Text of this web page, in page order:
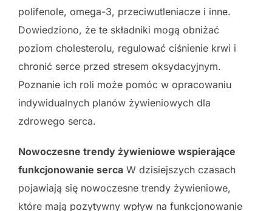
polifenole, omega-3, przeciwutleniacze i inne.
Dowiedziono, że te składniki mogą obniżać
poziom cholesterolu, regulować ciśnienie krwi i
chronić serce przed stresem oksydacyjnym.
Poznanie ich roli może pomóc w opracowaniu
indywidualnych planów żywieniowych dla
zdrowego serca.
Nowoczesne trendy żywieniowe wspierające
funkcjonowanie serca W dzisiejszych czasach
pojawiają się nowoczesne trendy żywieniowe,
które mają pozytywny wpływ na funkcjonowanie